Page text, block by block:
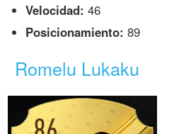
Velocidad: 46
Posicionamiento: 89
Romelu Lukaku